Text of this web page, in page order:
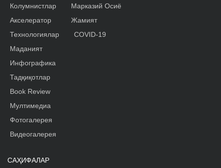
Колумнистлар
Акселератор
Марказий Осиё
Жамият
Технологиялар
Маданият
Инфографика
Тадқиқотлар
Book Review
Мултимедиа
Фотогалерея
Видеогалерея
COVID-19
САҲИФАЛАР